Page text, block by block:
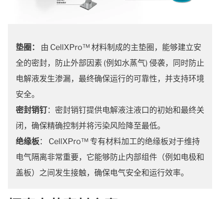
垫圈：
由 CellXPro™ 材料制成的主垫圈，能够建立安
全的密封，防止外部因素 (例如水蒸气) 侵袭，同时防止
电解液发生渗漏，最终确保运行的可靠性，并支持环境
安全。
密封销钉：密封销钉提供电解液注液口的初始和最终关
闭，确保精确控制并将污染风险降至最低。
绝缘板： CellXPro™ 专有材料加工的绝缘板对于维持
电气隔离非常重要，它能够防止内部组件（例如电极和
盖板）之间发生接触，确保电气安全和运行效率。